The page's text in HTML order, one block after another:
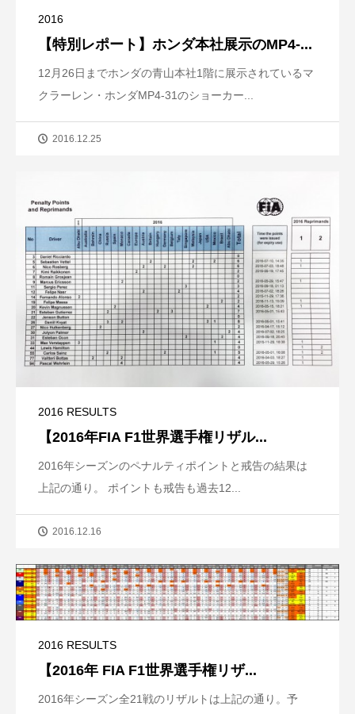
2016
【特別レポート】ホンダ本社展示のMP4-...
12月26日までホンダの青山本社1階に展示されているマ
クラーレン・ホンダMP4-31のショーカー...
2016.12.25
2016 RESULTS
【2016年FIA F1世界選手権リザル...
2016年シーズンのペナルティポイントと戒告の結果は
上記の通り。 ポイントも戒告も過去12...
2016.12.16
2016 RESULTS
【2016年 FIA F1世界選手権リザ...
2016年シーズン全21戦のリザルトは上記の通り。予